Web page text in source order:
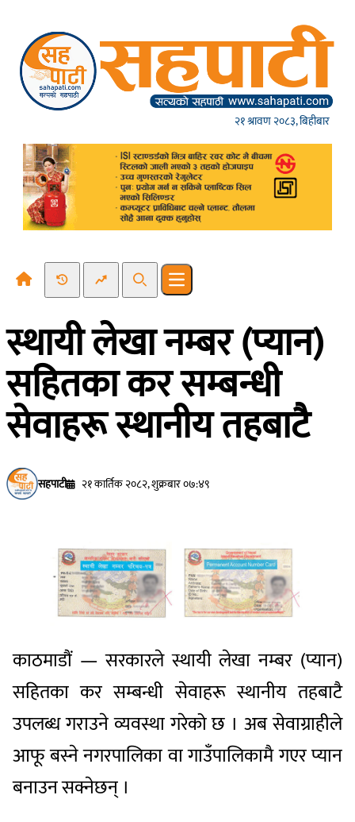
२१ श्रावण २०८३, बिहीबार
Recent NewsTrending News
SearchOpen main menu
स्थायी लेखा नम्बर (प्यान)
सहितका कर सम्बन्धी
सेवाहरू स्थानीय तहबाटै
सहपाटी २१ कार्तिक २०८२, शुक्रबार ०७:४९
काठमाडौं — सरकारले स्थायी लेखा नम्बर (प्यान)
सहितका कर सम्बन्धी सेवाहरू स्थानीय तहबाटै
उपलब्ध गराउने व्यवस्था गरेको छ । अब सेवाग्राहीले
आफू बस्ने नगरपालिका वा गाउँपालिकामै गएर प्यान
बनाउन सक्नेछन् ।